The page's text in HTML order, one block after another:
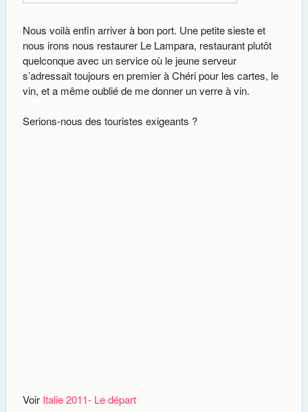
Nous voilà enfin arriver à bon port. Une petite sieste et
nous irons nous restaurer Le Lampara, restaurant plutôt
quelconque avec un service où le jeune serveur
s’adressait toujours en premier à Chéri pour les cartes, le
vin, et a même oublié de me donner un verre à vin.
Serions-nous des touristes exigeants ?
Voir Italie 2011- Le départ